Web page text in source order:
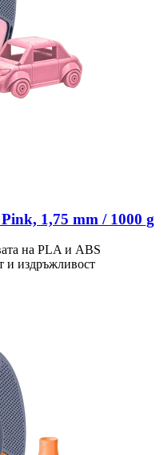
1,75 mm / 1000 g
на PLA и ABS
и издръжливост